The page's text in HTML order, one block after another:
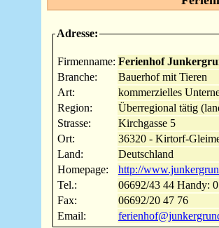
Adresse:
Firmenname: Ferienhof
Branche:
Bauerhof mit Tieren
Art:
kommerzielles
Region:
Überregional tätig
Strasse:
Kirchgasse 5
Ort:
36320 - Kirtorf-
Land:
Deutschland
Homepage:
http://
Tel.:
06692/43 44
Fax:
06692/20 47 76
Email: